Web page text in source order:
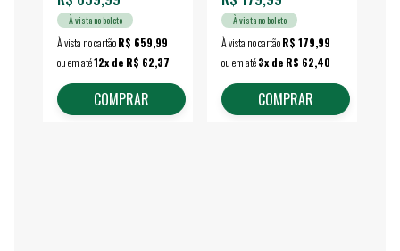
À vista no boleto
À vista no cartãoR$ 659,99
ou em até12x de R$ 62,37
COMPRAR
À vista no boleto
À vista no cartãoR$ 179,99
ou em até3x de R$ 62,40
COMPRAR